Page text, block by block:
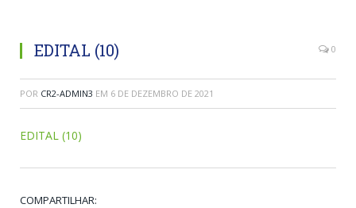
EDITAL (10) 0
POR CR2-ADMIN3 EM 6 DE DEZEMBRO DE 2021
EDITAL (10)
COMPARTILHAR: